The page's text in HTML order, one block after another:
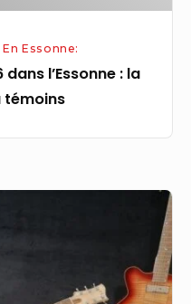
Essonne:
l’Essonne : la
témoins